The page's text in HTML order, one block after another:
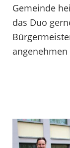
Gemeinde
das Duo
angenehmen